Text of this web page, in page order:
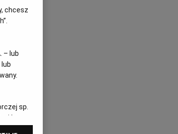
chcesz
– lub
sp.